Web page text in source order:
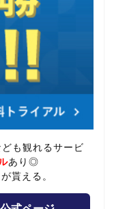
も観れるサービ
あり◎
貰える。